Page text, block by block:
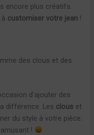
encore plus créatifs.
customiser votre jean !
des clous et des
d’ajouter des
différence. Les clous et
du style à votre pièce.
!